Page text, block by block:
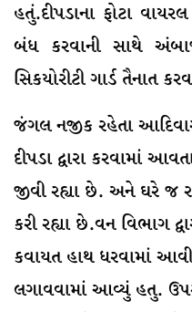
હતું.દીપડાના ફોટા
બંધ કરવાની સાથે
સિકયોરીટી ગાર્ડ તૈનાત
જંગલ નજીક રહેતા
દીપડા દ્વારા કરવામાં
જીવી રહ્યા છે. અને ઘરે જ
કરી રહ્યા છે.વન વિભાગ
કવાયત હાથ ધરવામાં
લગાવવામાં આવ્યું હતુ.